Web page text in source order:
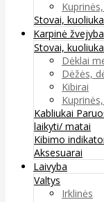
Stovai,
Karpinė žvejyba
Stovai,
Dėklai
Dėžės,
Kibirai
Kabliukai
laikyti/ matai
Kibimo
Aksesuarai
Laivyba
Valtys
Irklinės